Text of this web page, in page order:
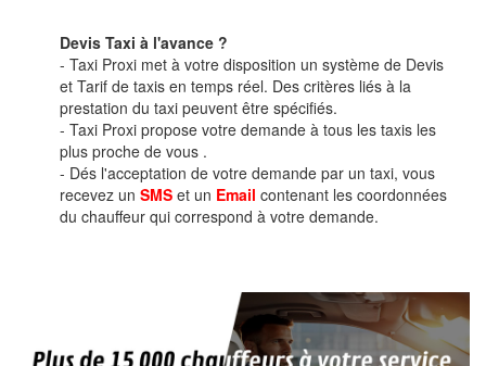
Devis Taxi à l'avance ?
- Taxi Proxi met à votre disposition un système de Devis
et Tarif de taxis en temps réel. Des critères liés à la
prestation du taxi peuvent être spécifiés.
- Taxi Proxi propose votre demande à tous les taxis les
plus proche de vous .
- Dés l'acceptation de votre demande par un taxi, vous
recevez un SMS et un Email contenant les coordonnées
du chauffeur qui correspond à votre demande.